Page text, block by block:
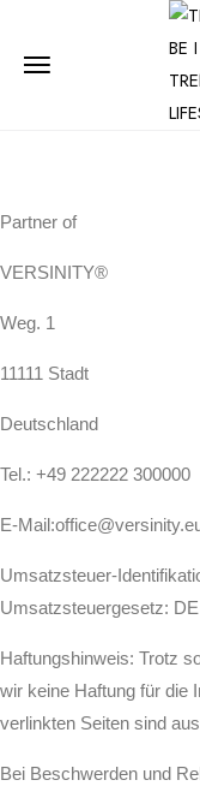
Partner of
VERSINITY®
Weg. 1
11111 Stadt
Deutschland
Tel.: +49 222222 300000
E-
Umsatzsteuer-
Umsatzsteuergesetz:
Haftungshinweis: Trotz
wir keine Haftung für die
verlinkten Seiten sind
Bei Beschwerden und